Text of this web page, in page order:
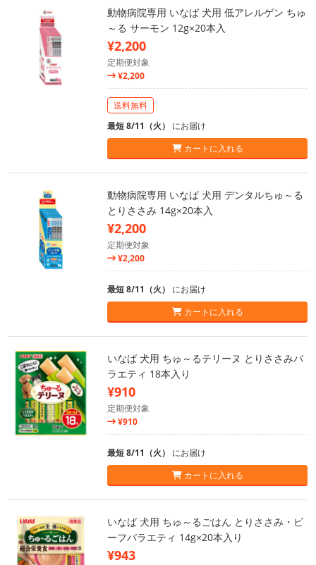
動物病院専用 いなば 犬用 低アレルゲン ちゅ
～る サーモン 12g×20本入
¥2,200
定期便対象
¥2,200
送料無料
最短 8/11（火） にお届け
カートに入れる
動物病院専用 いなば 犬用 デンタルちゅ～る
とりささみ 14g×20本入
¥2,200
定期便対象
¥2,200
最短 8/11（火） にお届け
カートに入れる
いなば 犬用 ちゅ～るテリーヌ とりささみバ
ラエティ 18本入り
¥910
定期便対象
¥910
最短 8/11（火） にお届け
カートに入れる
いなば 犬用 ちゅ～るごはん とりささみ・ビ
ーフバラエティ 14g×20本入り
¥943